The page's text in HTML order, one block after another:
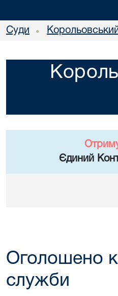
Суди •
Єдиний
Оголошено
служби